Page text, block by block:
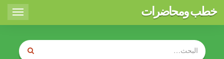
Toggle
خطب ومحاضرات